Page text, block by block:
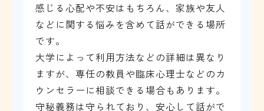
感じる心配や不安はもちろん、家族や友人
などに関する悩みを含めて話ができる場所
です。
大学によって利用方法などの詳細は異なり
ますが、専任の教員や臨床心理士などのカ
ウンセラーに相談できる場合もあります。
守秘義務は守られており、安心して話がで